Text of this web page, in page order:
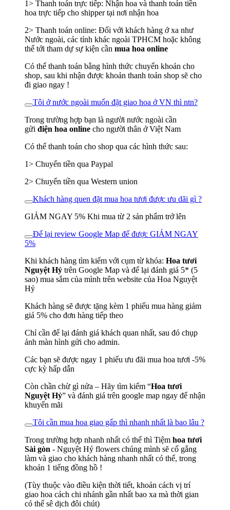
1> Thanh toán trực tiếp: Nhận hoa và thanh toán tiền
hoa trực tiếp cho shipper tại nơi nhận hoa
2> Thanh toán online: Đối với khách hàng ở xa như
Nước ngoài, các tỉnh khác ngoài TPHCM hoặc không
thể tới tham dự sự kiện cần mua hoa online
Có thể thanh toán bằng hình thức chuyển khoản cho
shop, sau khi nhận được khoản thanh toán shop sẽ cho
đi giao ngay !
Tôi ở nước ngoài muốn đặt giao hoa ở VN thì ntn?
Trong trường hợp bạn là người nước ngoài cần
gửi điện hoa online cho người thân ở Việt Nam
Có thể thanh toán cho shop qua các hình thức sau:
1> Chuyển tiền qua Paypal
2> Chuyển tiền qua Western union
Khách hàng quen đặt mua hoa tươi được ưu dãi gì ?
GIẢM NGAY 5% Khi mua từ 2 sản phẩm trở lên
Để lại review Google Map để được GIẢM NGAY
5%
Khi khách hàng tìm kiếm với cụm từ khóa: Hoa tươi
Nguyệt Hỷ trên Google Map và để lại đánh giá 5* (5
sao) mua sắm của mình trên website của Hoa Nguyệt
Hỷ
Khách hàng sẽ được tặng kèm 1 phiếu mua hàng giảm
giá 5% cho đơn hàng tiếp theo
Chỉ cần để lại đánh giá khách quan nhất, sau đó chụp
ảnh màn hình gửi cho admin.
Các bạn sẽ được ngay 1 phiếu ưu đãi mua hoa tươi -5%
cực kỳ hấp dẫn
Còn chần chừ gì nửa – Hãy tìm kiếm “Hoa tươi
Nguyệt Hỷ” và đánh giá trên google map ngay để nhận
khuyến mãi
Tôi cần mua hoa giao gấp thì nhanh nhất là bao lâu ?
Trong trường hợp nhanh nhất có thể thì Tiệm hoa tươi
Sài gòn - Nguyệt Hỷ flowers chúng mình sẽ cố gắng
làm và giao cho khách hàng nhanh nhất có thể, trong
khoản 1 tiếng đồng hồ !
(Tùy thuộc vào điều kiện thời tiết, khoản cách vị trí
giao hoa cách chi nhánh gần nhất bao xa mà thời gian
có thể sê dịch đôi chút)